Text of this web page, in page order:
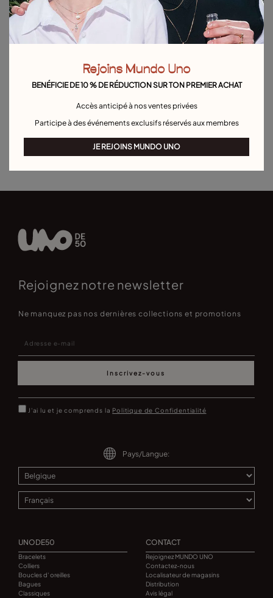
Guide des tailles et des ajustements
Explorez d'autres catégories Bracelets
Bracelets en or Bracelets en cuir
Bracelet maille forçat
Bracelets de personnalisation Best sellers bracelets
Rejoignez notre newsletter
Ne manquez pas nos dernières collections et promotions
Inscrivez-vous
J'ai lu et je comprends la Politique de Confidentialité
Pays/Langue:
UNODE50
Bracelets
Colliers
Boucles d' oreilles
Bagues
Classiques
CONTACT
Rejoignez MUNDO UNO
Contactez-nous
Localisateur de magasins
Distribution
Avis légal
Rejoins Mundo Uno
BENÉFICIE DE 10 % DE RÉDUCTION SUR TON PREMIER ACHAT
Accès anticipé à nos ventes privées
Participe à des événements exclusifs réservés aux membres
JE REJOINS MUNDO UNO